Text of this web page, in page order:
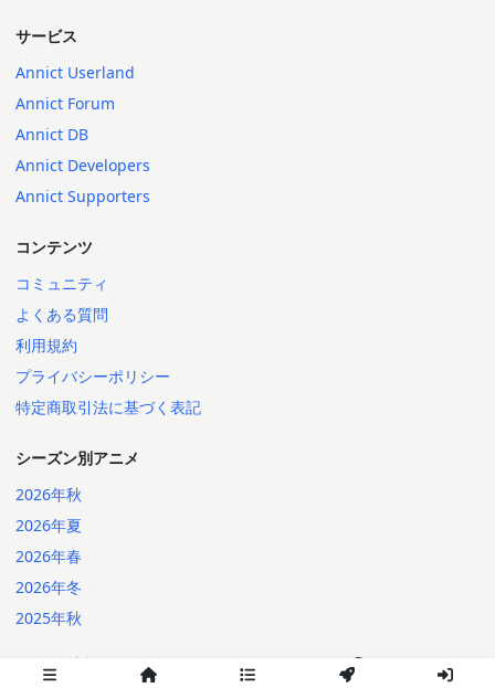
サービス
Annict Userland
Annict Forum
Annict DB
Annict Developers
Annict Supporters
コンテンツ
コミュニティ
よくある質問
利用規約
プライバシーポリシー
特定商取引法に基づく表記
シーズン別アニメ
2026年秋
2026年夏
2026年春
2026年冬
2025年秋
言語: 日本語 English 2014-2026 Annict